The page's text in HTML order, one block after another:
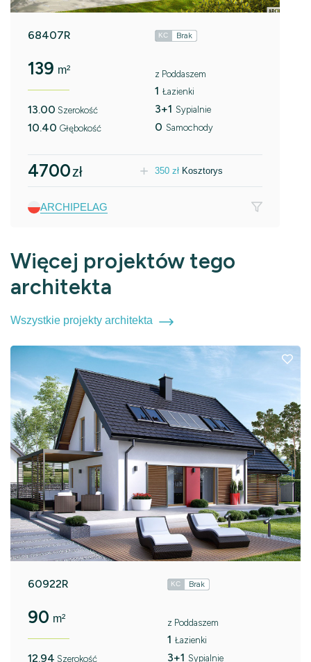
68407R KC Brak
139 m²
13.00 Szerokość
10.40 Głębokość
z Poddaszem
1 Łazienki
3+1 Sypialnie
0 Samochody
4700zł 350 zł Kosztorys
ARCHIPELAG
Więcej projektów tego
architekta
Wszystkie projekty architekta
60922R KC Brak
90 m²
12.94 Szerokość
z Poddaszem
1 Łazienki
3+1 Sypialnie